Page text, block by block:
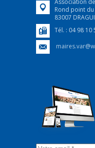
Association
Rond point
83007
Tél. : 04 98 10